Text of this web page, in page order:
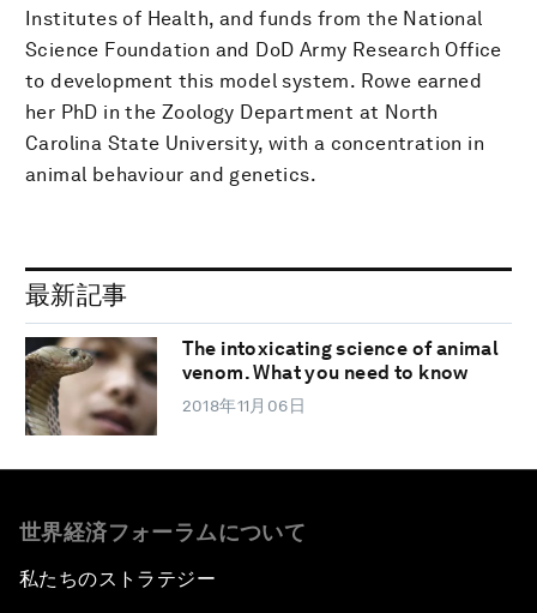
Institutes of Health, and funds from the National
Science Foundation and DoD Army Research Office
to development this model system. Rowe earned
her PhD in the Zoology Department at North
Carolina State University, with a concentration in
animal behaviour and genetics.
最新記事
The intoxicating science of animal
venom. What you need to know
2018年11月06日
世界経済フォーラムについて
私たちのストラテジー